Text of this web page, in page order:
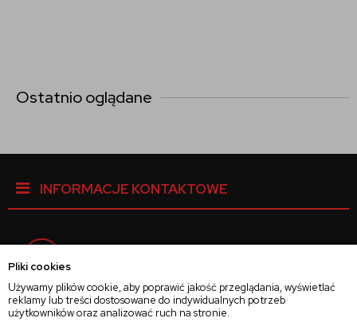
Pliki cookies
Używamy plików cookie, aby poprawić jakość przeglądania, wyświetlać
reklamy lub treści dostosowane do indywidualnych potrzeb
użytkowników oraz analizować ruch na stronie.
Ostatnio oglądane
INFORMACJE KONTAKTOWE
Instagram